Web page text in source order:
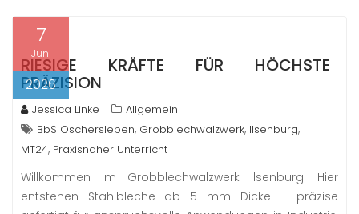
7
Juni
2026
RIESIGE KRÄFTE FÜR HÖCHSTE
PRÄZISION
Jessica Linke
Allgemein
BbS Oschersleben, Grobblechwalzwerk, Ilsenburg,
MT24, Praxisnaher Unterricht
Willkommen im Grobblechwalzwerk Ilsenburg! Hier
entstehen Stahlbleche ab 5 mm Dicke – präzise